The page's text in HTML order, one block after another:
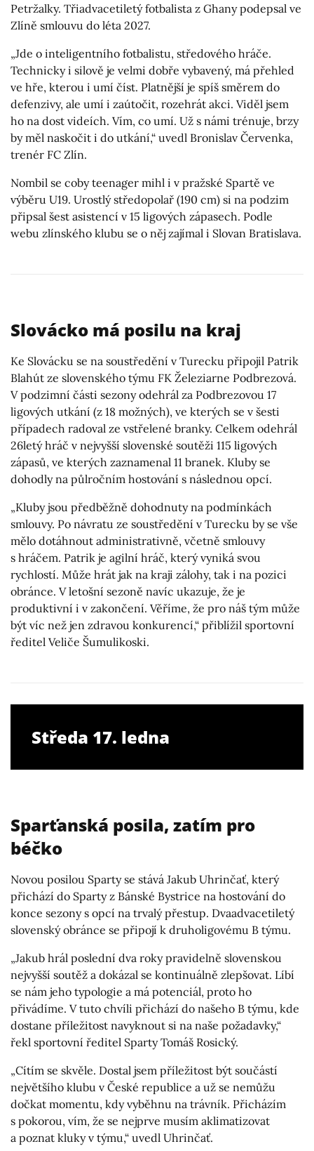
Petržalky. Třiadvacetiletý fotbalista z Ghany podepsal ve
Zlíně smlouvu do léta 2027.
„Jde o inteligentního fotbalistu, středového hráče.
Technicky i silově je velmi dobře vybavený, má přehled
ve hře, kterou i umí číst. Platnější je spíš směrem do
defenzivy, ale umí i zaútočit, rozehrát akci. Viděl jsem
ho na dost videích. Vím, co umí. Už s námi trénuje, brzy
by měl naskočit i do utkání,“ uvedl Bronislav Červenka,
trenér FC Zlín.
Nombil se coby teenager mihl i v pražské Spartě ve
výběru U19. Urostlý středopolař (190 cm) si na podzim
připsal šest asistencí v 15 ligových zápasech. Podle
webu zlínského klubu se o něj zajímal i Slovan Bratislava.
Slovácko má posilu na kraj
Ke Slovácku se na soustředění v Turecku připojil Patrik
Blahút ze slovenského týmu FK Železiarne Podbrezová.
V podzimní části sezony odehrál za Podbrezovou 17
ligových utkání (z 18 možných), ve kterých se v šesti
případech radoval ze vstřelené branky. Celkem odehrál
26letý hráč v nejvyšší slovenské soutěži 115 ligových
zápasů, ve kterých zaznamenal 11 branek. Kluby se
dohodly na půlročním hostování s následnou opcí.
„Kluby jsou předběžně dohodnuty na podmínkách
smlouvy. Po návratu ze soustředění v Turecku by se vše
mělo dotáhnout administrativně, včetně smlouvy
s hráčem. Patrik je agilní hráč, který vyniká svou
rychlostí. Může hrát jak na kraji zálohy, tak i na pozici
obránce. V letošní sezoně navíc ukazuje, že je
produktivní i v zakončení. Věříme, že pro náš tým může
být víc než jen zdravou konkurencí,“ přiblížil sportovní
ředitel Veliče Šumulikoski.
Středa 17. ledna
Sparťanská posila, zatím pro
béčko
Novou posilou Sparty se stává Jakub Uhrinčať, který
přichází do Sparty z Bánské Bystrice na hostování do
konce sezony s opcí na trvalý přestup. Dvaadvacetiletý
slovenský obránce se připojí k druholigovému B týmu.
„Jakub hrál poslední dva roky pravidelně slovenskou
nejvyšší soutěž a dokázal se kontinuálně zlepšovat. Líbí
se nám jeho typologie a má potenciál, proto ho
přivádíme. V tuto chvíli přichází do našeho B týmu, kde
dostane příležitost navyknout si na naše požadavky,“
řekl sportovní ředitel Sparty Tomáš Rosický.
„Cítím se skvěle. Dostal jsem příležitost být součástí
největšího klubu v České republice a už se nemůžu
dočkat momentu, kdy vyběhnu na trávník. Přicházím
s pokorou, vím, že se nejprve musím aklimatizovat
a poznat kluky v týmu,“ uvedl Uhrinčať.